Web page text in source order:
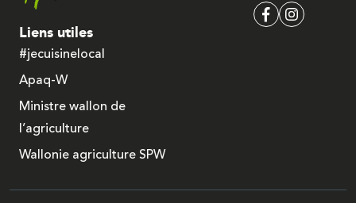
Liens utiles
#jecuisinelocal
Apaq-W
Ministre wallon de
l’agriculture
Wallonie agriculture SPW